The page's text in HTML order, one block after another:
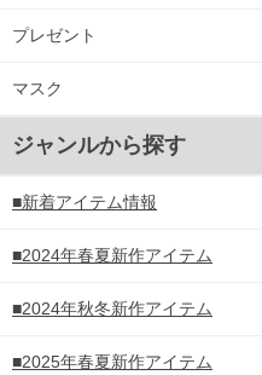
プレゼント
マスク
ジャンルから探す
■新着アイテム情報
■2024年春夏新作アイテム
■2024年秋冬新作アイテム
■2025年春夏新作アイテム